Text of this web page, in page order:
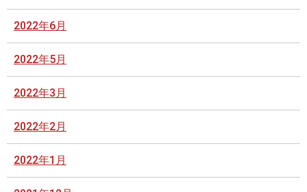
2022年6月
2022年5月
2022年3月
2022年2月
2022年1月